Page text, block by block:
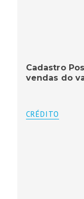
Cadastro
vendas do
CRÉDITO